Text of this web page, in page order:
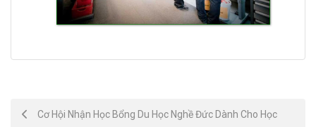
PostCơ Hội Nhận Học Bổng Du Học Nghề Đức Dành Cho Học